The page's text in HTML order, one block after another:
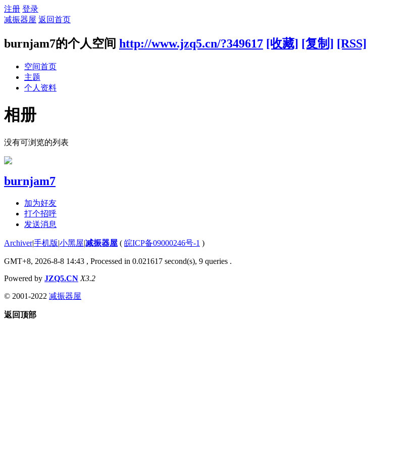
注册 登录
减振器屋 返回首页
burnjam7的个人空间 http://www.jzq5.cn/?349617 [收藏] [复制] [RSS]
空间首页
主题
个人资料
相册
没有可浏览的列表
burnjam7
加为好友
打个招呼
发送消息
Archiver|手机版|小黑屋|减振器屋 ( 皖ICP备09000246号-1 )
GMT+8, 2026-8-8 14:43 , Processed in 0.021617 second(s), 9 queries .
Powered by JZQ5.CN X3.2
© 2001-2022 减振器屋
返回顶部